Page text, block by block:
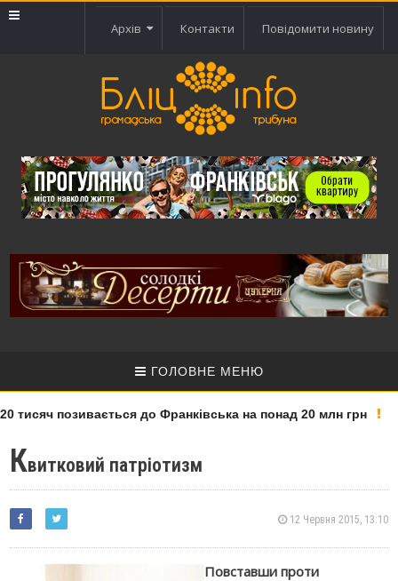
Архів Контакти Повідомити новину
ГОЛОВНЕ МЕНЮ
позивається до Франківська на понад 20 млн грн
Квитковий патріотизм
12 Червня 2015, 13:10
Повставши проти